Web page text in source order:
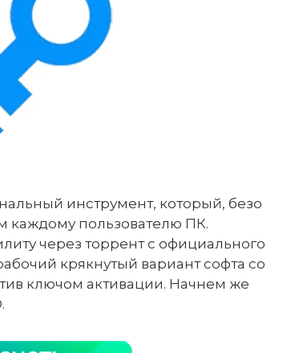
инструмент, который, безо
каждому пользователю ПК.
через торрент с официального
крякнутый вариант софта со
ключом активации. Начнем же